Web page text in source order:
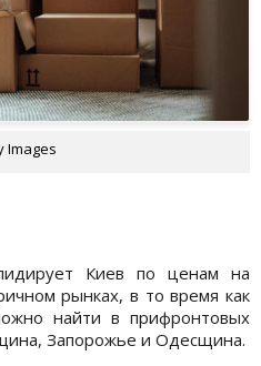
Images
Киев по ценам на
рынках, в то время как
найти в прифронтовых
Запорожье и Одесщина.